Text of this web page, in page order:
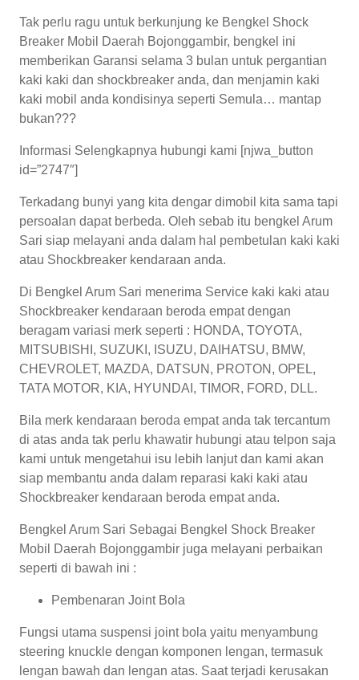
Tak perlu ragu untuk berkunjung ke Bengkel Shock
Breaker Mobil Daerah Bojonggambir, bengkel ini
memberikan Garansi selama 3 bulan untuk pergantian
kaki kaki dan shockbreaker anda, dan menjamin kaki
kaki mobil anda kondisinya seperti Semula… mantap
bukan???
Informasi Selengkapnya hubungi kami [njwa_button
id=”2747″]
Terkadang bunyi yang kita dengar dimobil kita sama tapi
persoalan dapat berbeda. Oleh sebab itu bengkel Arum
Sari siap melayani anda dalam hal pembetulan kaki kaki
atau Shockbreaker kendaraan anda.
Di Bengkel Arum Sari menerima Service kaki kaki atau
Shockbreaker kendaraan beroda empat dengan
beragam variasi merk seperti : HONDA, TOYOTA,
MITSUBISHI, SUZUKI, ISUZU, DAIHATSU, BMW,
CHEVROLET, MAZDA, DATSUN, PROTON, OPEL,
TATA MOTOR, KIA, HYUNDAI, TIMOR, FORD, DLL.
Bila merk kendaraan beroda empat anda tak tercantum
di atas anda tak perlu khawatir hubungi atau telpon saja
kami untuk mengetahui isu lebih lanjut dan kami akan
siap membantu anda dalam reparasi kaki kaki atau
Shockbreaker kendaraan beroda empat anda.
Bengkel Arum Sari Sebagai Bengkel Shock Breaker
Mobil Daerah Bojonggambir juga melayani perbaikan
seperti di bawah ini :
Pembenaran Joint Bola
Fungsi utama suspensi joint bola yaitu menyambung
steering knuckle dengan komponen lengan, termasuk
lengan bawah dan lengan atas. Saat terjadi kerusakan